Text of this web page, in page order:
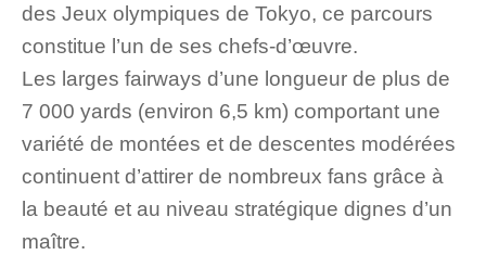
des Jeux olympiques de Tokyo, ce parcours
constitue l’un de ses chefs-d’œuvre.
Les larges fairways d’une longueur de plus de
7 000 yards (environ 6,5 km) comportant une
variété de montées et de descentes modérées
continuent d’attirer de nombreux fans grâce à
la beauté et au niveau stratégique dignes d’un
maître.